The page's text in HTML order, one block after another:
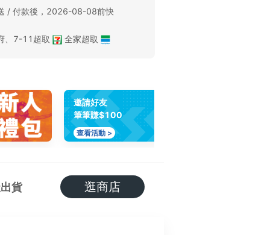
/ 付款後，2026-08-08前快
、 7-11超取 全家超取
邀請好友
筆筆賺$100
查看活動 >
貨 逛商店